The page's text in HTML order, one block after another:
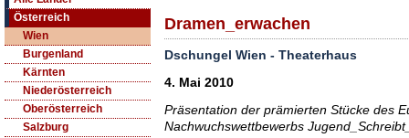
Österreich
Wien
Burgenland
Kärnten
Niederösterreich
Oberösterreich
Salzburg
Dramen_erwachen
Dschungel Wien - Theaterhaus
4. Mai 2010
Präsentation der prämierten Stücke des
Nachwuchswettbewerbs